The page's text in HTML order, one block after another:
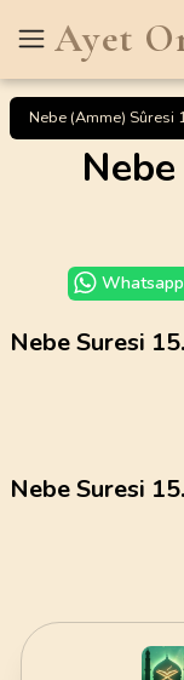
Ayet
Nebe (Amme) Sûresi
Whatsapp
Nebe Suresi
Nebe Suresi